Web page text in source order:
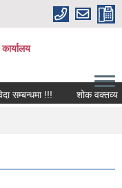
स्थानीय शोक विदा सम्बन्धमा !!! शोक वक्तव्य